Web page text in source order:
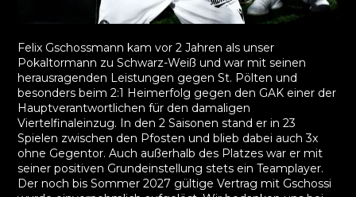
Felix Gschossmann kam vor 2 Jahren als unser
Pokaltormann zu Schwarz-Weiß und war mit seinen
herausragenden Leistungen gegen St. Pölten und
besonders beim 2:1 Heimerfolg gegen den GAK einer der
Hauptverantwortlichen für den damaligen
Viertelfinaleinzug. In den 2 Saisonen stand er in 23
Spielen zwischen den Pfosten und blieb dabei auch 3x
ohne Gegentor. Auch außerhalb des Platzes war er mit
seiner positiven Grundeinstellung stets ein Teamplayer.
Der noch bis Sommer 2027 gültige Vertrag mit Gschossi